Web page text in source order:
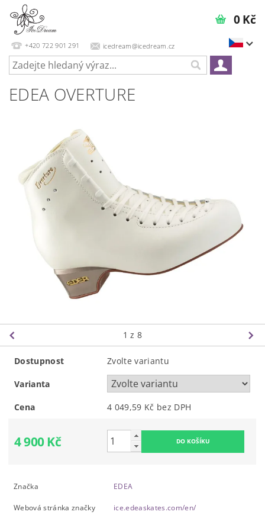
+420 722 901 291 icedream@icedream.cz
0 Kč
EDEA OVERTURE
1 z 8
Dostupnost Zvolte variantu
Varianta
Cena 4 049,59 Kč bez DPH
4 900 Kč
Značka EDEA
Webová stránka značky ice.edeaskates.com/en/